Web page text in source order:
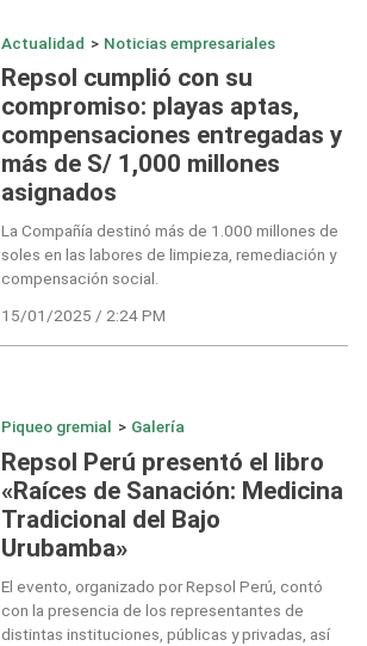
Actualidad > Noticias empresariales
Repsol cumplió con su
compromiso: playas aptas,
compensaciones entregadas y
más de S/ 1,000 millones
asignados
La Compañía destinó más de 1.000 millones de
soles en las labores de limpieza, remediación y
compensación social.
15/01/2025 / 2:24 PM
Piqueo gremial > Galería
Repsol Perú presentó el libro
«Raíces de Sanación: Medicina
Tradicional del Bajo
Urubamba»
El evento, organizado por Repsol Perú, contó
con la presencia de los representantes de
distintas instituciones, públicas y privadas, así